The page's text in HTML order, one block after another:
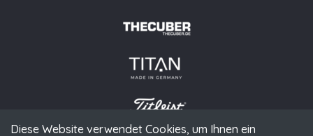
Diese Website verwendet Cookies, um Ihnen ein